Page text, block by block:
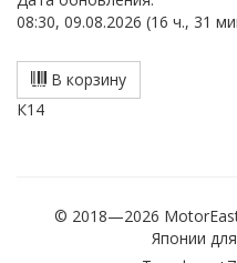
08:30, 09.08.2026 (16 ч., 31
В корзину
К14
© 2018—2026
Японии